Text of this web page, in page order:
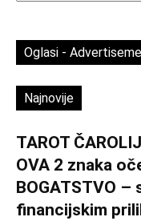
Oglasi -
Najnovije
TAROT
OVA 2 znaka
BOGATSTVO –
financijskim